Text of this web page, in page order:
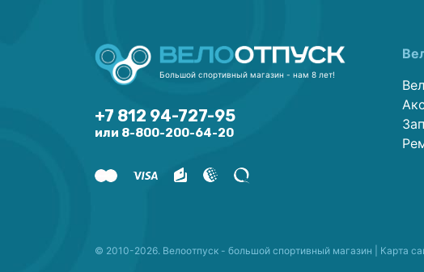
Большой спортивный магазин - нам 8 лет!
+7 812 94-727-95
или 8-800-200-64-20
© 2010-2026. Велоотпуск - большой спортивный магазин | Карта